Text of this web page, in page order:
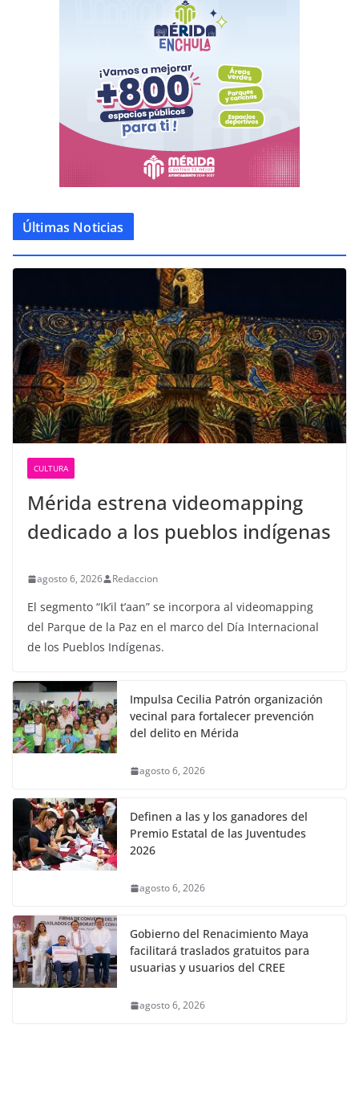
Últimas Noticias
CULTURA
Mérida estrena videomapping
dedicado a los pueblos indígenas
agosto 6, 2026 Redaccion
El segmento “Ik’il t’aan” se incorpora al videomapping
del Parque de la Paz en el marco del Día Internacional
de los Pueblos Indígenas.
Impulsa Cecilia Patrón organización
vecinal para fortalecer prevención
del delito en Mérida
agosto 6, 2026
Definen a las y los ganadores del
Premio Estatal de las Juventudes
2026
agosto 6, 2026
Gobierno del Renacimiento Maya
facilitará traslados gratuitos para
usuarias y usuarios del CREE
agosto 6, 2026